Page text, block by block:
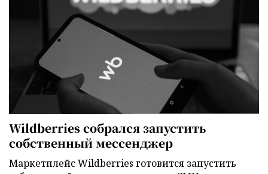
Wildberries собрался запустить
собственный мессенджер
Маркетплейс Wildberries готовится запустить